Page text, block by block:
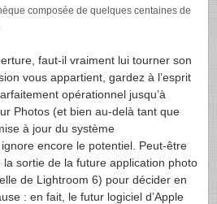
composée de quelques centaines de
faut-il vraiment lui tourner son
vous appartient, gardez à l’esprit
opérationnel jusqu’à
Photos (et bien au-delà tant que
à jour du système
encore le potentiel. Peut-être
sortie de la future application photo
de Lightroom 6) pour décider en
: en fait, le futur logiciel d’Apple